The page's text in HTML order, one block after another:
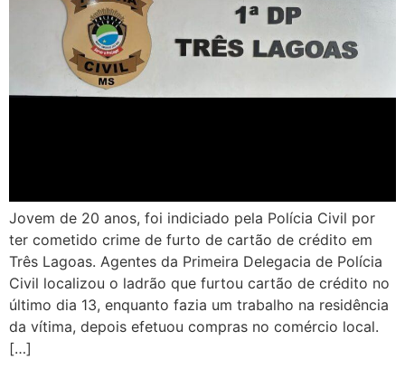
Jovem de 20 anos, foi indiciado pela Polícia Civil por
ter cometido crime de furto de cartão de crédito em
Três Lagoas. Agentes da Primeira Delegacia de Polícia
Civil localizou o ladrão que furtou cartão de crédito no
último dia 13, enquanto fazia um trabalho na residência
da vítima, depois efetuou compras no comércio local.
[…]